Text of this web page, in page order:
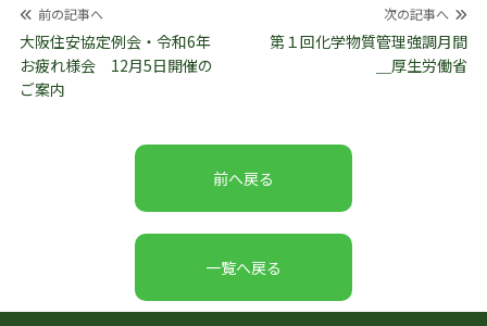
投
稿
ナ
ビ
前の記事へ
大阪住安協定例会・令和6年
お疲れ様会 12月5日開催の
ご案内
次の記事へ
第１回化学物質管理強調月間
＿厚生労働省
前へ戻る
一覧へ戻る